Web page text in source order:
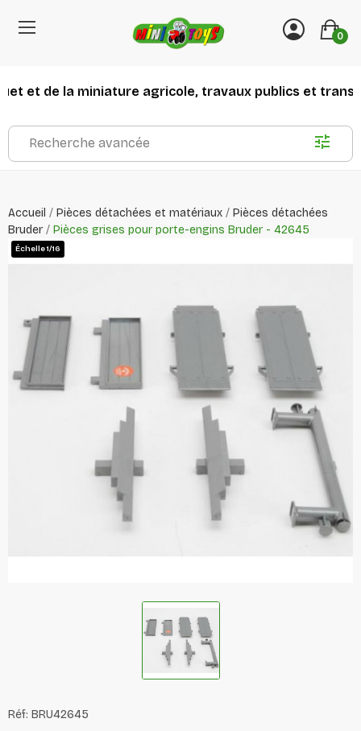
0
et de la miniature agricole, travaux publics et
Recherche avancée
Accueil Pièces détachées et matériaux
Pièces détachées
Bruder
Pièces grises pour porte-engins Bruder - 42645
Échelle 1/16
Réf: BRU42645